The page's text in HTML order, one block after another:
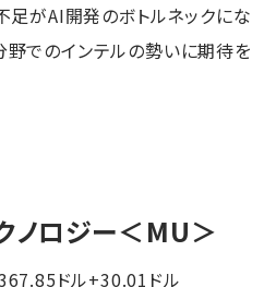
足がAI開発のボトルネックにな
野でのインテルの勢いに期待を
ノロジー＜MU＞
ドル+30.01ドル